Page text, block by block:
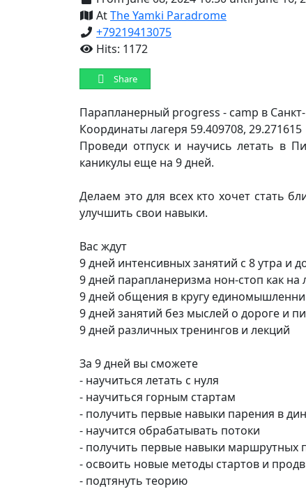
AtThe Yamki Paradrome
+79219413075
Hits: 1172
Share
Парапланерный progress - camp в
Координаты лагеря 59.409708, 29.271615
Проведи отпуск и научись летать в
каникулы еще на 9 дней.
Делаем это для всех кто хочет стать
улучшить свои навыки.
Вас ждут
9 дней интенсивных занятий с 8 утра и
9 дней парапланеризма нон-стоп как на
9 дней общения в кругу
9 дней занятий без мыслей о дороге и
9 дней различных тренингов и лекций
За 9 дней вы сможете
- научиться летать с нуля
- научиться горным стартам
- получить первые навыки парения в
- научится обрабатывать потоки
- получить первые навыки маршрутных
- освоить новые методы стартов и
- подтянуть теорию